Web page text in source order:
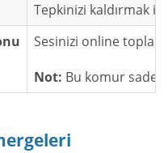
Tepkinizi kaldırmak
Sesinizi online
Not: Bu komur